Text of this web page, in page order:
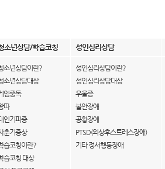
소년상담/학습코칭 성인심리상담
소년상담이란?
소년상담대상
임중독
따
인기피증
춘기증상
습코칭이란?
습코칭 대상
성인심리상담이란?
성인심리상담대상
우울증
불안장애
공황장애
PTSD(외상후스트레스장애)
기타 정서행동장애